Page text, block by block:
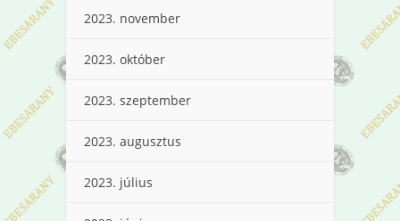
2023. november
2023. október
2023. szeptember
2023. augusztus
2023. július